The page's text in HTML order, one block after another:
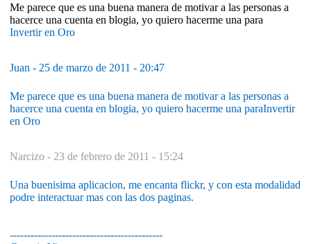
Me parece que es una buena manera de motivar a las personas a
hacerce una cuenta en blogia, yo quiero hacerme una para
Invertir en Oro
Juan - 25 de marzo de 2011 - 20:47
Me parece que es una buena manera de motivar a las personas a
hacerce una cuenta en blogia, yo quiero hacerme una paraInvertir
en Oro
Narcizo - 23 de febrero de 2011 - 15:24
Una buenisima aplicacion, me encanta flickr, y con esta modalidad
podre interactuar mas con las dos paginas.
--------------------------------------------